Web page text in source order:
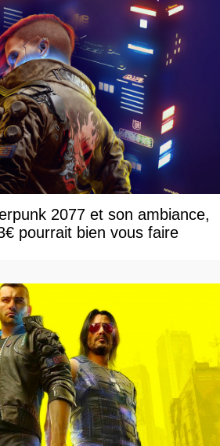
2077 et son ambiance,
pourrait bien vous faire